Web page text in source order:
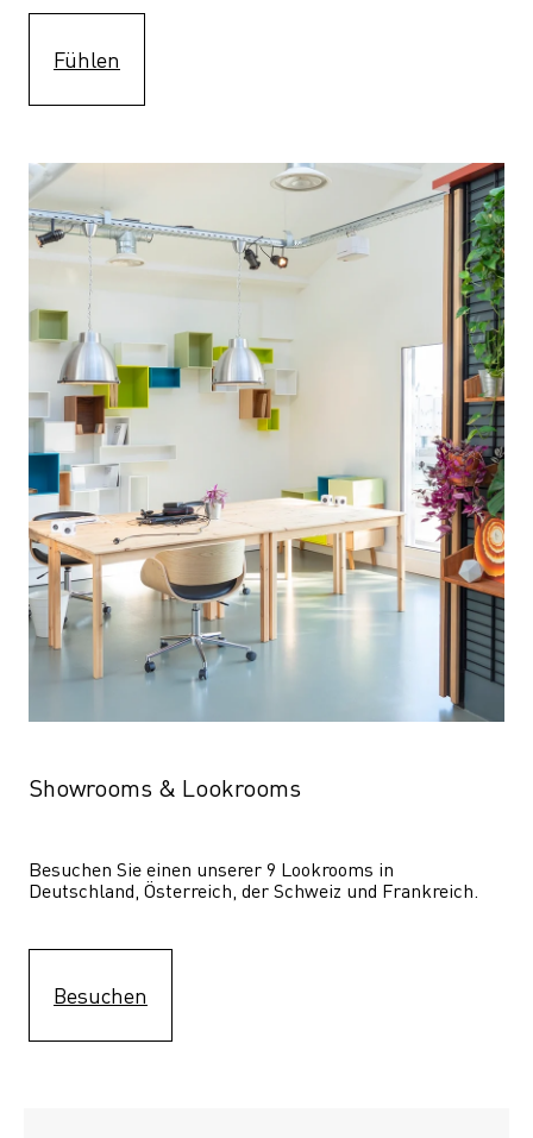
Fühlen
Showrooms & Lookrooms
Besuchen Sie einen unserer 9 Lookrooms in
Deutschland, Österreich, der Schweiz und Frankreich.
Besuchen